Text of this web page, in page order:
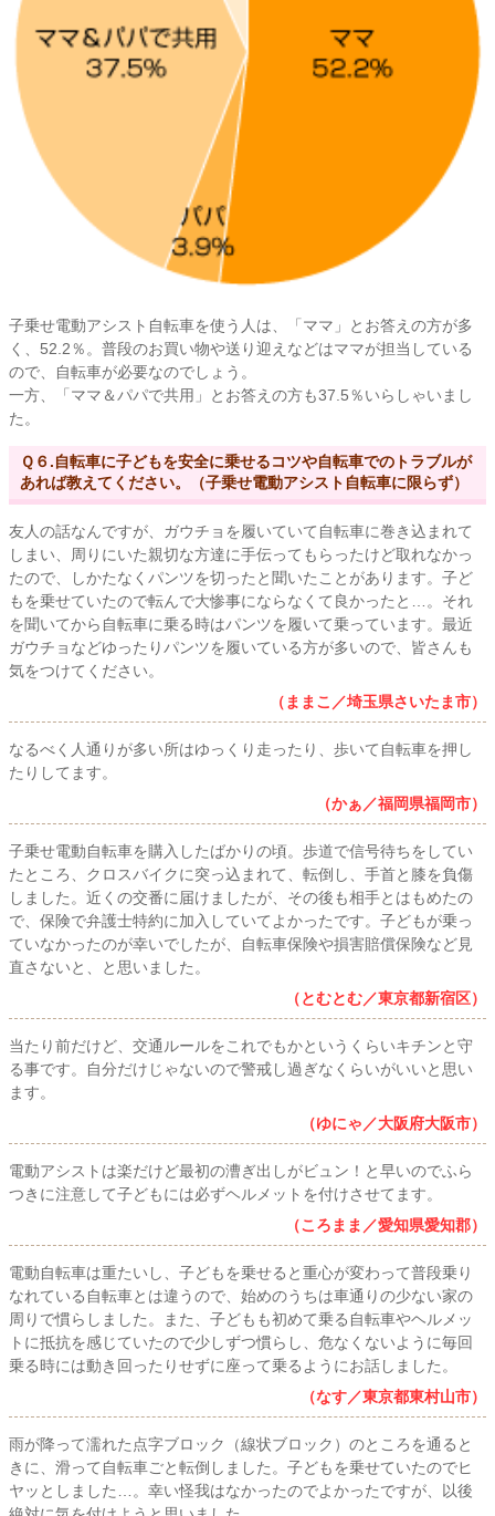
子乗せ電動アシスト自転車を使う人は、「ママ」とお答えの方が多
く、52.2％。普段のお買い物や送り迎えなどはママが担当している
ので、自転車が必要なのでしょう。
一方、「ママ＆パパで共用」とお答えの方も37.5％いらしゃいまし
た。
Ｑ６.自転車に子どもを安全に乗せるコツや自転車でのトラブルが
あれば教えてください。（子乗せ電動アシスト自転車に限らず）
友人の話なんですが、ガウチョを履いていて自転車に巻き込まれて
しまい、周りにいた親切な方達に手伝ってもらったけど取れなかっ
たので、しかたなくパンツを切ったと聞いたことがあります。子ど
もを乗せていたので転んで大惨事にならなくて良かったと…。それ
を聞いてから自転車に乗る時はパンツを履いて乗っています。最近
ガウチョなどゆったりパンツを履いている方が多いので、皆さんも
気をつけてください。
（ままこ／埼玉県さいたま市）
なるべく人通りが多い所はゆっくり走ったり、歩いて自転車を押し
たりしてます。
（かぁ／福岡県福岡市）
子乗せ電動自転車を購入したばかりの頃。歩道で信号待ちをしてい
たところ、クロスバイクに突っ込まれて、転倒し、手首と膝を負傷
しました。近くの交番に届けましたが、その後も相手とはもめたの
で、保険で弁護士特約に加入していてよかったです。子どもが乗っ
ていなかったのが幸いでしたが、自転車保険や損害賠償保険など見
直さないと、と思いました。
（とむとむ／東京都新宿区）
当たり前だけど、交通ルールをこれでもかというくらいキチンと守
る事です。自分だけじゃないので警戒し過ぎなくらいがいいと思い
ます。
（ゆにゃ／大阪府大阪市）
電動アシストは楽だけど最初の漕ぎ出しがビュン！と早いのでふら
つきに注意して子どもには必ずヘルメットを付けさせてます。
（ころまま／愛知県愛知郡）
電動自転車は重たいし、子どもを乗せると重心が変わって普段乗り
なれている自転車とは違うので、始めのうちは車通りの少ない家の
周りで慣らしました。また、子どもも初めて乗る自転車やヘルメッ
トに抵抗を感じていたので少しずつ慣らし、危なくないように毎回
乗る時には動き回ったりせずに座って乗るようにお話しました。
（なす／東京都東村山市）
雨が降って濡れた点字ブロック（線状ブロック）のところを通ると
きに、滑って自転車ごと転倒しました。子どもを乗せていたのでヒ
ヤッとしました…。幸い怪我はなかったのでよかったですが、以後